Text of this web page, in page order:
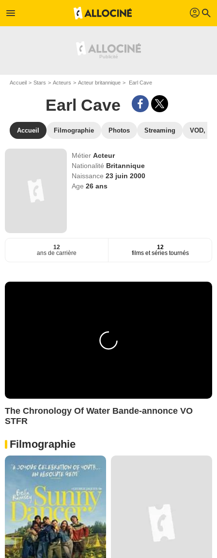
menu profil search
Accueil Stars Acteurs Acteur britannique Earl Cave
Earl Cave
Accueil Filmographie Photos Streaming VOD,
MétierActeur
Nationalité Britannique
Naissance23 juin 2000
Age26 ans
12
ans de carrière
12
films et séries tournés
The Chronology Of Water Bande-annonce VO
STFR
Filmographie